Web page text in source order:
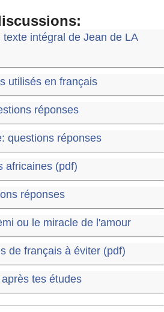
intégral de Jean de LA
utilisés en français
réponses
questions réponses
africaines (pdf)
réponses
ou le miracle de l'amour
de français à éviter (pdf)
tes études